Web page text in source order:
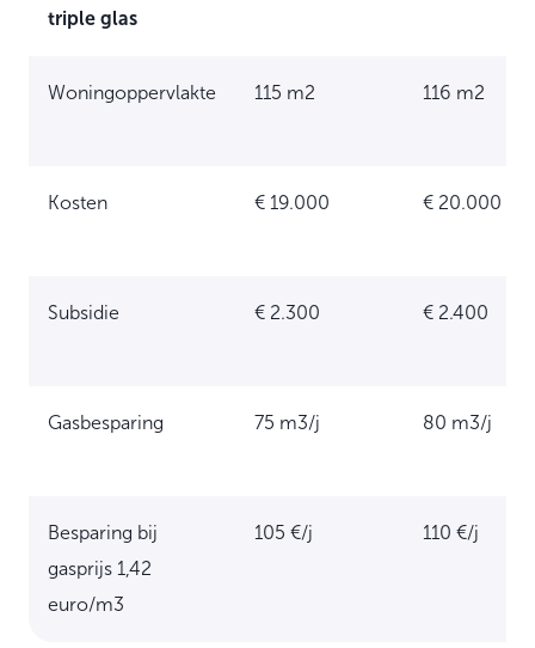
triple glas
Woningoppervlakte 115 m2 116 m2
Kosten € 19.000 € 20.000
Subsidie € 2.300 € 2.400
Gasbesparing 75 m3/j 80 m3/j
Besparing bij
gasprijs 1,42
euro/m3
105 €/j 110 €/j